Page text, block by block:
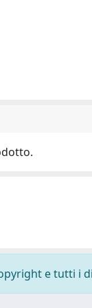
e tutti i